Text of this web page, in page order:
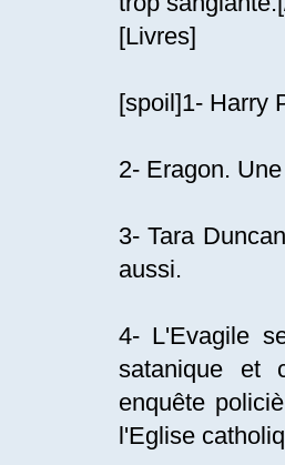
[Livres]
[spoil]1- Harry
2- Eragon.
3- Tara
aussi.
4- L'Evagile
satanique et
enquête
l'Eglise